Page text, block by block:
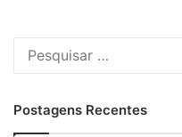
Postagens Recentes